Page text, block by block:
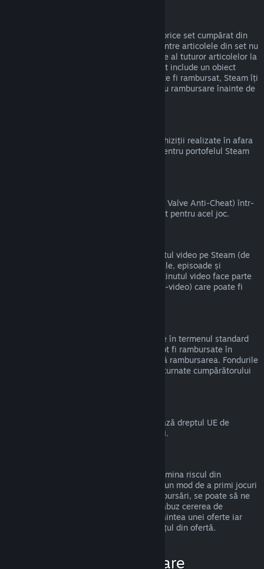
Poți primi o rambursare completă pentru orice set cumpărat din
magazinul Steam atât timp cât niciunul dintre articolele din set nu
a fost transferat și dacă timpul de utilizare al tuturor articolelor la
un loc nu depășește două ore. Dacă un set include un obiect
virtual pentru joc sau un DLC care nu poate fi rambursat, Steam îți
va indica dacă tot setul este eligibil pentru rambursare înainte de
Valve nu poate oferi rambursări pentru achiziții realizate în afara
Steam (de exemplu, CD key sau carduri pentru portofelul Steam
Dacă ai primit banare de la VAC (sistemul Valve Anti-Cheat) într-
un joc, pierzi dreptul de a mai fi rambursat pentru acel joc.
Nu putem oferi rambursări pentru conținutul video pe Steam (de
exemplu, pentru filme, scurtmetraje, seriale, episoade și
tutoriale), cu excepția cazului în care conținutul video face parte
dintr-un set care conține alt conținut (non-video) care poate fi
Cadourile nerevendicate pot fi rambursate în termenul standard
de 14 zile/2 ore. Cadourile revendicate pot fi rambursate în
aceleași condiții dacă destinatarul inițiază rambursarea. Fondurile
folosite pentru a cumpăra cadoul vor fi returnate cumpărătorului
Pentru o explicație despre cum funcționează dreptul UE de
apasă aici.
Rambursările sunt disponibile pentru a elimina riscul din
cumpărarea titlurilor de pe Steam—nu ca un mod de a primi jocuri
gratis. Dacă observăm că abuzezi de rambursări, se poate să ne
oprim din a ți le oferi. Nu considerăm un abuz cererea de
rambursare a unui titlu cumpărat chiar înaintea unei oferte iar
apoi cumpărarea imediată a titlului la prețul din ofertă.
Cum solicit o rambursare